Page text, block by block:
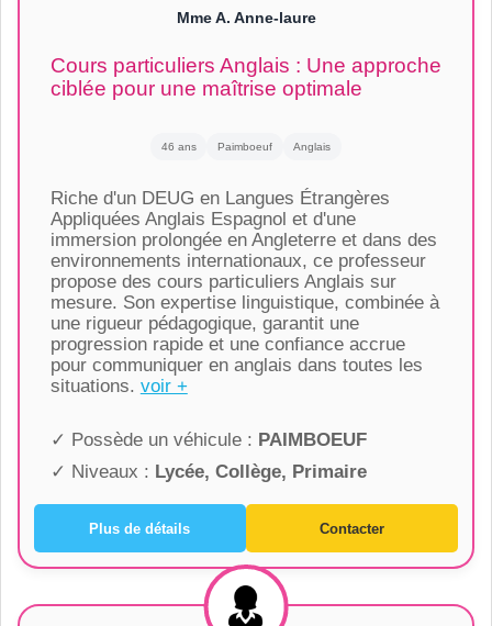
Mme A. Anne-laure
Cours particuliers Anglais : Une approche
ciblée pour une maîtrise optimale
46 ans Paimboeuf Anglais
Riche d'un DEUG en Langues Étrangères
Appliquées Anglais Espagnol et d'une
immersion prolongée en Angleterre et dans des
environnements internationaux, ce professeur
propose des cours particuliers Anglais sur
mesure. Son expertise linguistique, combinée à
une rigueur pédagogique, garantit une
progression rapide et une confiance accrue
pour communiquer en anglais dans toutes les
situations. voir +
✓ Possède un véhicule : PAIMBOEUF
✓ Niveaux : Lycée, Collège, Primaire
Plus de détails Contacter